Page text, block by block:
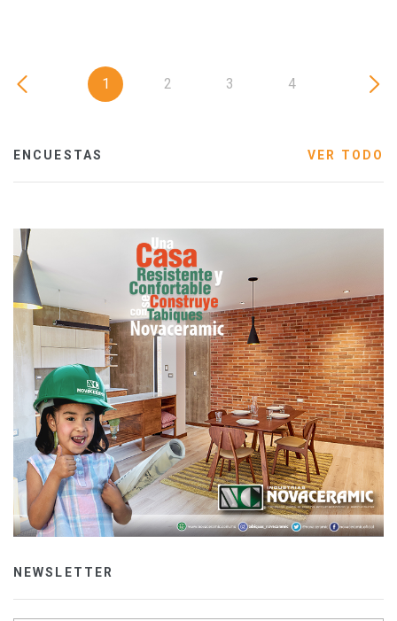
1 2 3 4
ENCUESTAS VER TODO
NEWSLETTER